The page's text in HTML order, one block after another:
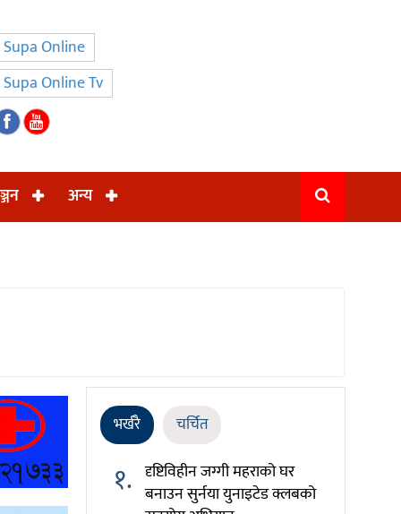
Supa Online
Supa Online Tv
अन्य
भर्खरै चर्चित
१. दृष्टिविहीन जग्गी महराको घर
बनाउन सुर्नया युनाइटेड क्लबको